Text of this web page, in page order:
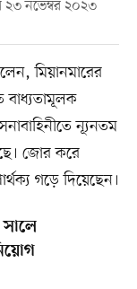
২৩ নভেম্বর ২০২৩
মিয়ানমারের
বাধ্যতামূলক
ন্যূনতম
জোর করে
গড়ে দিয়েছেন।
সালে